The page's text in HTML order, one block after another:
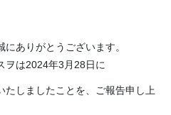
ありがとうございます。
ヲは2024年3月28日に
たしましたことを、ご報告申し上